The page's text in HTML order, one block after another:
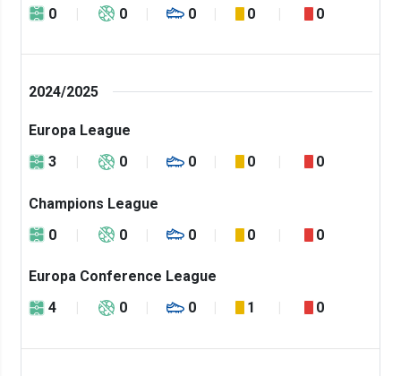
0
0 0 0 0
2024/2025
Europa League
3
0 0 0 0
Champions League
0
0 0 0 0
Europa Conference League
4
0 0 1 0